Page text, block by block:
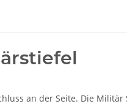
an der Seite. Die